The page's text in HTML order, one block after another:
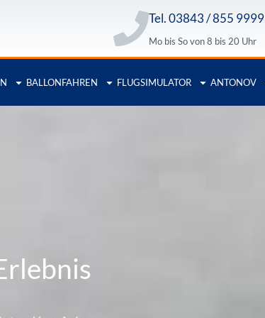
Tel. 03843 / 855 9999
Mo bis So von 8 bis 20 Uhr
BALLONFAHREN FLUGSIMULATOR ANTONOV